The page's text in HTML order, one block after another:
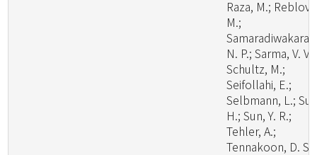
Raza, M.;
M.;
Samaradiwakara,
N. P.; Sarma, V. V.;
Schultz, M.;
Seifollahi, E.;
Selbmann, L.; Su,
H.; Sun, Y. R.;
Tehler, A.;
Tennakoon, D. S.;